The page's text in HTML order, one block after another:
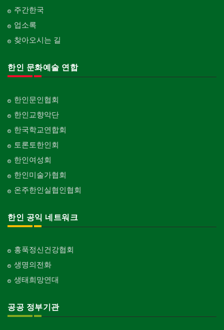
주간한국
업소록
찾아오시는 길
한인 문화예술 연합
한인문인협회
한인교향악단
한국학교연합회
토론토한인회
한인여성회
한인미술가협회
온주한인실협인협회
한인 공익 네트워크
홍푹정신건강협회
생명의전화
생태희망연대
공공 정부기관